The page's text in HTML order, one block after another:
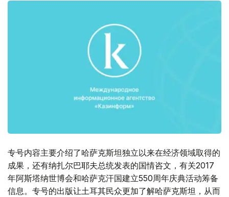
专号内容主要介绍了哈萨克斯坦独立以来在经济领域取得的
成果，还有纳扎尔巴耶夫总统发表的国情咨文，有关2017
年阿斯塔纳世博会和哈萨克汗国建立550周年庆典活动筹备
信息。专号的出版让土耳其民众更加了解哈萨克斯坦，从而